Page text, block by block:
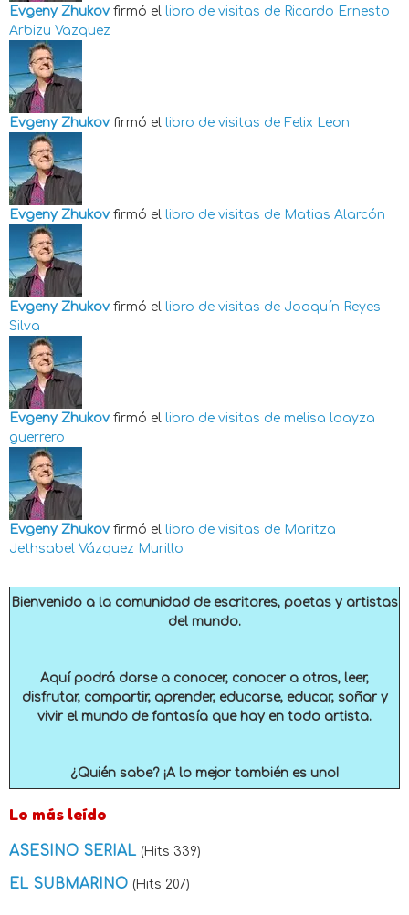
Evgeny Zhukov firmó el libro de visitas de Ricardo Ernesto
Arbizu Vazquez
Evgeny Zhukov firmó el libro de visitas de Felix Leon
Evgeny Zhukov firmó el libro de visitas de Matias Alarcón
Evgeny Zhukov firmó el libro de visitas de Joaquín Reyes
Silva
Evgeny Zhukov firmó el libro de visitas de melisa loayza
guerrero
Evgeny Zhukov firmó el libro de visitas de Maritza
Jethsabel Vázquez Murillo
Bienvenido a la comunidad de escritores, poetas y artistas
del mundo.
Aquí podrá darse a conocer, conocer a otros, leer,
disfrutar, compartir, aprender, educarse, educar, soñar y
vivir el mundo de fantasía que hay en todo artista.
¿Quién sabe? ¡A lo mejor también es uno!
Lo más leído
ASESINO SERIAL (Hits 339)
EL SUBMARINO (Hits 207)